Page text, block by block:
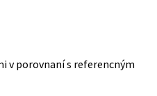
v porovnaní s referencným